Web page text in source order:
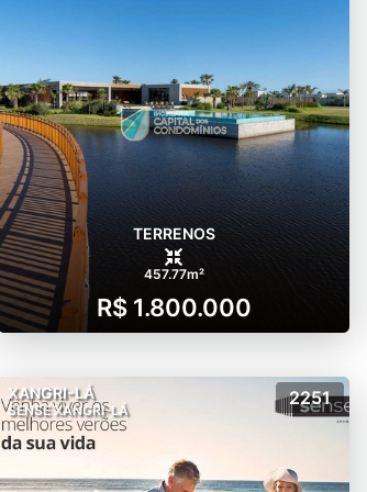
TERRENOS
457.77m²
R$ 1.800.000
XANGRI-LÁ
SENSE XANGRI-LÁ
2251